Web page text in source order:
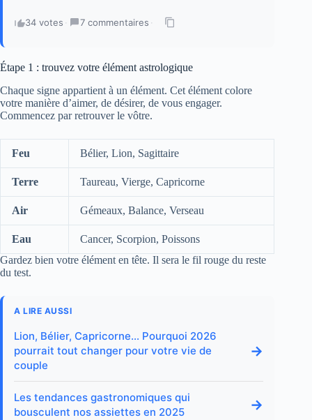
34 votes · 7 commentaires ·
Étape 1 : trouvez votre élément astrologique
Chaque signe appartient à un élément. Cet élément colore
votre manière d’aimer, de désirer, de vous engager.
Commencez par retrouver le vôtre.
Feu Bélier, Lion, Sagittaire
Terre Taureau, Vierge, Capricorne
Air Gémeaux, Balance, Verseau
Eau
Cancer, Scorpion, Poissons
Gardez bien votre élément en tête. Il sera le fil rouge du reste
du test.
A LIRE AUSSI
Lion, Bélier, Capricorne… Pourquoi 2026
pourrait tout changer pour votre vie de
couple
→
Les tendances gastronomiques qui
bousculent nos assiettes en 2025
→